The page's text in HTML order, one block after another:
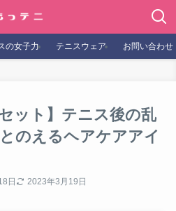
の女子力 テニスウェア お問い合わせ
ット】テニス後の乱
のえるヘアケアアイ
日 2023年3月19日